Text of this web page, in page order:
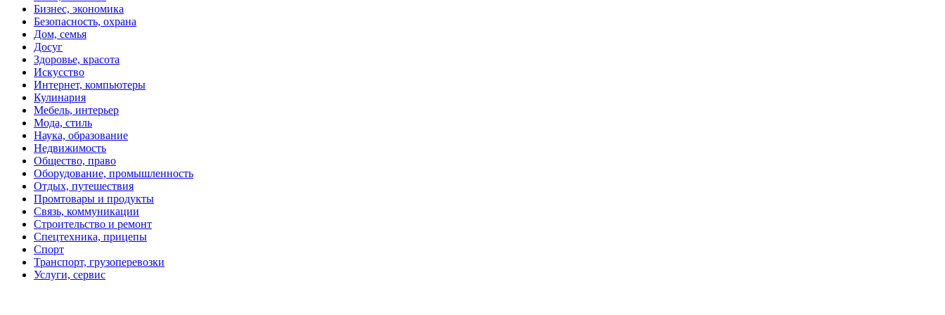
Бизнес, экономика
Безопасность, охрана
Дом, семья
Досуг
Здоровье, красота
Искусство
Интернет, компьютеры
Кулинария
Мебель, интерьер
Мода, стиль
Наука, образование
Недвижимость
Общество, право
Оборудование, промышленность
Отдых, путешествия
Промтовары и продукты
Связь, коммуникации
Строительство и ремонт
Спецтехника, прицепы
Спорт
Транспорт, грузоперевозки
Услуги, сервис